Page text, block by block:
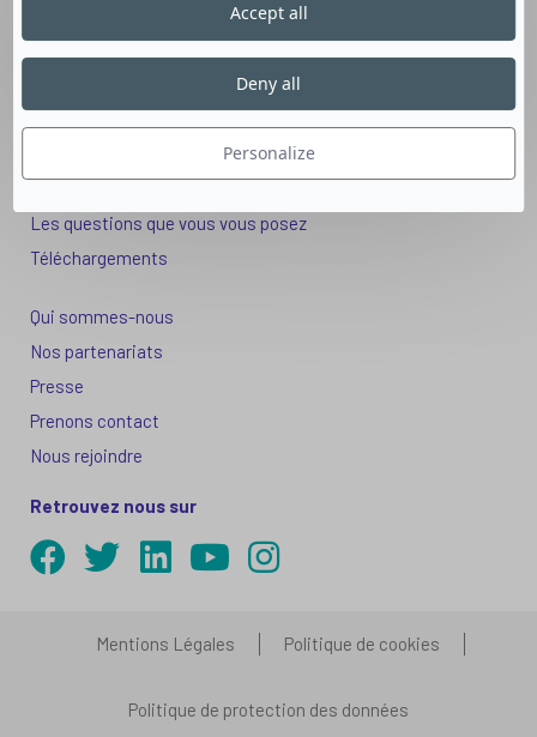
Nos solutions aux entreprises
Les questions que vous vous posez
Téléchargements
Qui sommes-nous
Nos partenariats
Presse
Prenons contact
Nous rejoindre
Retrouvez nous sur
Mentions Légales Politique de cookies
Politique de protection des données
Personalize
Deny all
Accept all